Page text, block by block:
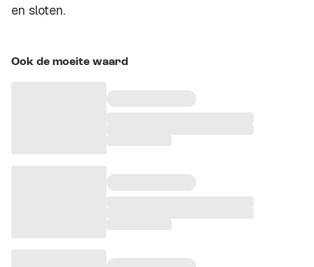
en sloten.
Ook de moeite waard